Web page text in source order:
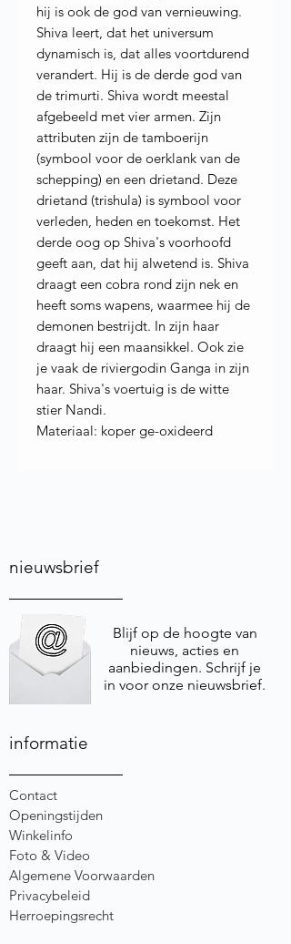
hij is ook de god van vernieuwing.
Shiva leert, dat het universum
dynamisch is, dat alles voortdurend
verandert. Hij is de derde god van
de trimurti. Shiva wordt meestal
afgebeeld met vier armen. Zijn
attributen zijn de tamboerijn
(symbool voor de oerklank van de
schepping) en een drietand. Deze
drietand (trishula) is symbool voor
verleden, heden en toekomst. Het
derde oog op Shiva's voorhoofd
geeft aan, dat hij alwetend is. Shiva
draagt een cobra rond zijn nek en
heeft soms wapens, waarmee hij de
demonen bestrijdt. In zijn haar
draagt hij een maansikkel. Ook zie
je vaak de riviergodin Ganga in zijn
haar. Shiva's voertuig is de witte
stier Nandi.
Materiaal: koper ge-oxideerd
nieuwsbrief
Blijf op de hoogte van
nieuws, acties en
aanbiedingen. Schrijf je
in voor onze nieuwsbrief.
informatie
Contact
Openingstijden
Winkelinfo
Foto & Video
Algemene Voorwaarden
Privacybeleid
Herroepingsrecht